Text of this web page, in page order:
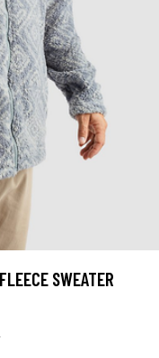
SWEATER